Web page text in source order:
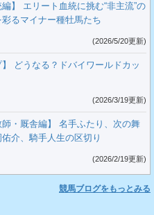
】 エリート血統に挑む“非主流”の
るマイナー種牡馬たち
(2026/5/20更新)
】 どうなる？ドバイワールドカッ
(2026/3/19更新)
師・厩舎編】 名手ふたり、次の舞
介、騎手人生の区切り
(2026/2/19更新)
競馬ブログをもっとみる